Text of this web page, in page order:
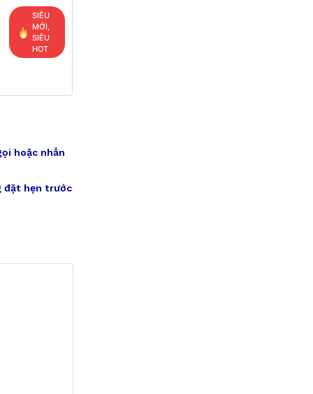
SIÊU
MỚI,
SIÊU
HOT
hoặc nhắn
đặt hẹn trước